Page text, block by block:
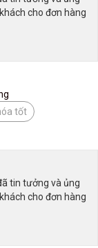
cho đơn hàng
tốt
tin tưởng và ủng
cho đơn hàng